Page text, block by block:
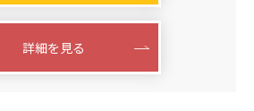
詳細を見る